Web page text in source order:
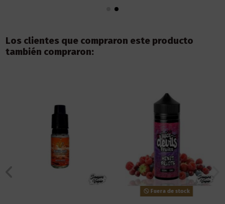
Los clientes que compraron este producto
también compraron:
Fuera de stock